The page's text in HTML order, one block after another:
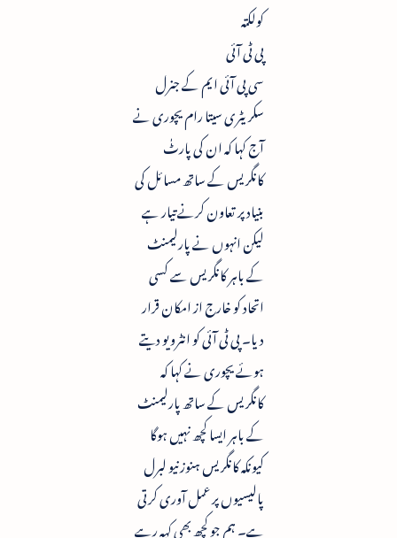
کولکتہ
پی ٹی آئی
سی پی آئی ایم کے جنرل
سکریٹری سیتا رام یچوری نے
آج کہا کہ ان کی پارٹٰ
کانگریس کے ساتھ مسائل کی
بنیاد پر تعاون کرنے تیار ہے
لیکن انہوں نے پارلیمنٹ
کے باہر کانگریس سے کسی
اتحاد کو خارج از امکان قرار
دیا۔ پی ٹی آئی کو انٹرویو دیتے
ہوئے یچوری نے کہا کہ
کانگریس کے ساتھ پارلیمنٹ
کے باہر ایسا کچھ نہیں ہوگا
کیونکہ کانگریس ہنوز نیو لبرل
پالیسیوں پر عمل آوری کرتی
ہے۔ ہم جو کچھ بھی کہہ رہے